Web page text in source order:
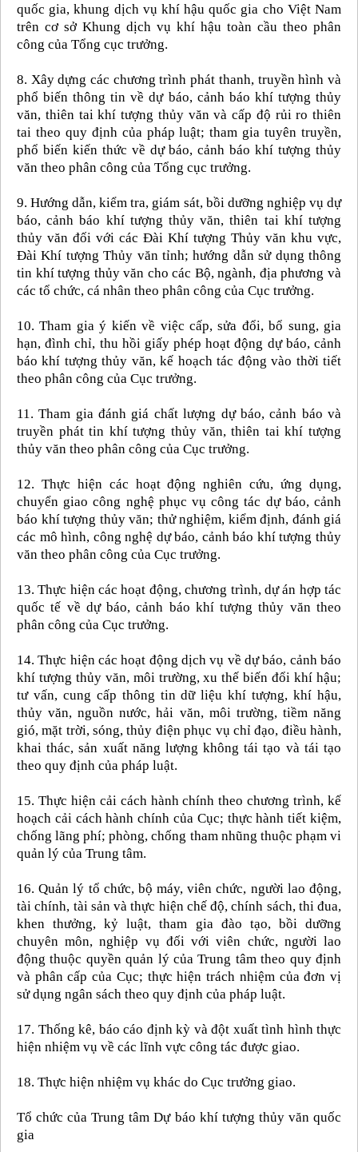
quốc gia, khung dịch vụ khí hậu quốc gia cho Việt Nam
trên cơ sở Khung dịch vụ khí hậu toàn cầu theo phân
công của Tổng cục trưởng.
8. Xây dựng các chương trình phát thanh, truyền hình và
phổ biến thông tin về dự báo, cảnh báo khí tượng thủy
văn, thiên tai khí tượng thủy văn và cấp độ rủi ro thiên
tai theo quy định của pháp luật; tham gia tuyên truyền,
phổ biến kiến thức về dự báo, cảnh báo khí tượng thủy
văn theo phân công của Tổng cục trưởng.
9. Hướng dẫn, kiểm tra, giám sát, bồi dưỡng nghiệp vụ dự
báo, cảnh báo khí tượng thủy văn, thiên tai khí tượng
thủy văn đối với các Đài Khí tượng Thủy văn khu vực,
Đài Khí tượng Thủy văn tỉnh; hướng dẫn sử dụng thông
tin khí tượng thủy văn cho các Bộ, ngành, địa phương và
các tổ chức, cá nhân theo phân công của Cục trưởng.
10. Tham gia ý kiến về việc cấp, sửa đổi, bổ sung, gia
hạn, đình chỉ, thu hồi giấy phép hoạt động dự báo, cảnh
báo khí tượng thủy văn, kế hoạch tác động vào thời tiết
theo phân công của Cục trưởng.
11. Tham gia đánh giá chất lượng dự báo, cảnh báo và
truyền phát tin khí tượng thủy văn, thiên tai khí tượng
thủy văn theo phân công của Cục trưởng.
12. Thực hiện các hoạt động nghiên cứu, ứng dụng,
chuyển giao công nghệ phục vụ công tác dự báo, cảnh
báo khí tượng thủy văn; thử nghiệm, kiểm định, đánh giá
các mô hình, công nghệ dự báo, cảnh báo khí tượng thủy
văn theo phân công của Cục trưởng.
13. Thực hiện các hoạt động, chương trình, dự án hợp tác
quốc tế về dự báo, cảnh báo khí tượng thủy văn theo
phân công của Cục trưởng.
14. Thực hiện các hoạt động dịch vụ về dự báo, cảnh báo
khí tượng thủy văn, môi trường, xu thế biến đổi khí hậu;
tư vấn, cung cấp thông tin dữ liệu khí tượng, khí hậu,
thủy văn, nguồn nước, hải văn, môi trường, tiềm năng
gió, mặt trời, sóng, thủy điện phục vụ chỉ đạo, điều hành,
khai thác, sản xuất năng lượng không tái tạo và tái tạo
theo quy định của pháp luật.
15. Thực hiện cải cách hành chính theo chương trình, kế
hoạch cải cách hành chính của Cục; thực hành tiết kiệm,
chống lãng phí; phòng, chống tham nhũng thuộc phạm vi
quản lý của Trung tâm.
16. Quản lý tổ chức, bộ máy, viên chức, người lao động,
tài chính, tài sản và thực hiện chế độ, chính sách, thi đua,
khen thưởng, kỷ luật, tham gia đào tạo, bồi dưỡng
chuyên môn, nghiệp vụ đối với viên chức, người lao
động thuộc quyền quản lý của Trung tâm theo quy định
và phân cấp của Cục; thực hiện trách nhiệm của đơn vị
sử dụng ngân sách theo quy định của pháp luật.
17. Thống kê, báo cáo định kỳ và đột xuất tình hình thực
hiện nhiệm vụ về các lĩnh vực công tác được giao.
18. Thực hiện nhiệm vụ khác do Cục trưởng giao.
Tổ chức của Trung tâm Dự báo khí tượng thủy văn quốc
gia